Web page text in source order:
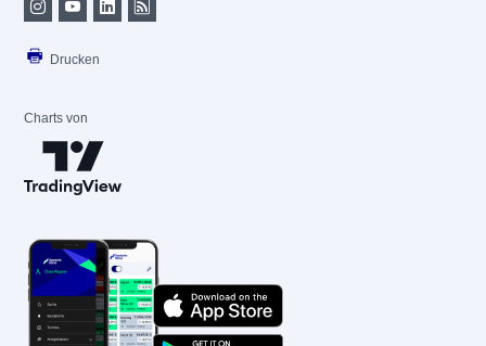
Drucken
Charts von